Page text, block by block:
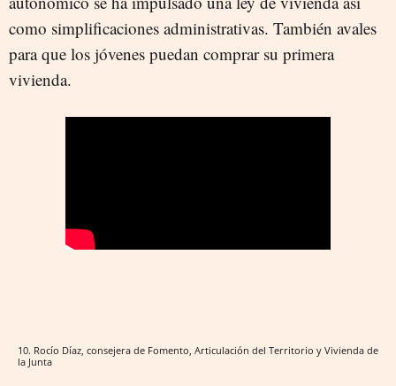
como simplificaciones administrativas. También avales
para que los jóvenes puedan comprar su primera
vivienda.
10. Rocío Díaz, consejera de Fomento, Articulación del Territorio y Vivienda de
la Junta